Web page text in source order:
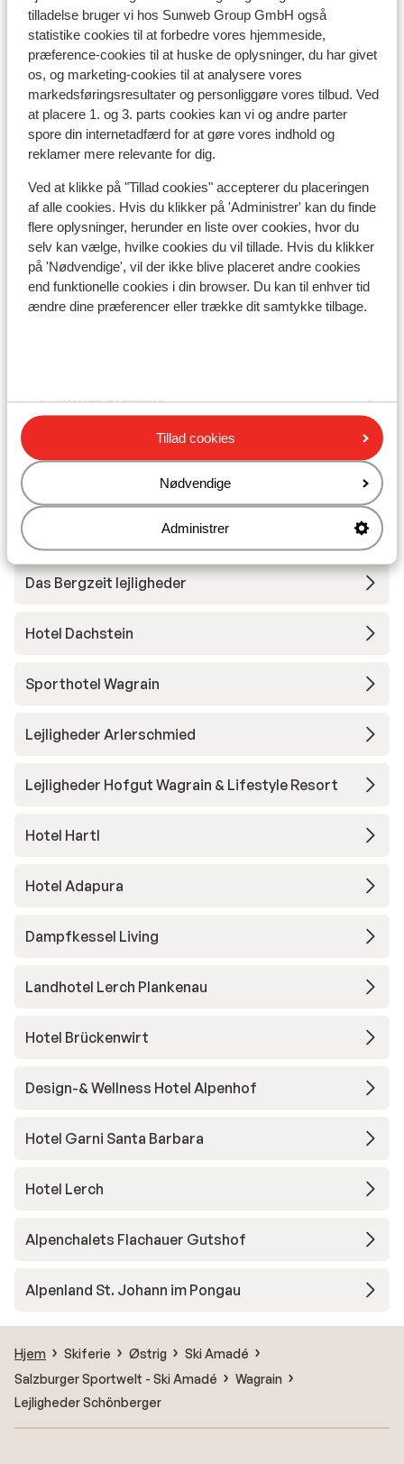
tilladelse bruger vi hos Sunweb Group GmbH også
statistike cookies til at forbedre vores hjemmeside,
præference-cookies til at huske de oplysninger, du har givet
os, og marketing-cookies til at analysere vores
markedsføringsresultater og personliggøre vores tilbud. Ved
at placere 1. og 3. parts cookies kan vi og andre parter
spore din internetadfærd for at gøre vores indhold og
reklamer mere relevante for dig.
Ved at klikke på "Tillad cookies" accepterer du placeringen
af alle cookies. Hvis du klikker på 'Administrer' kan du finde
flere oplysninger, herunder en liste over cookies, hvor du
selv kan vælge, hvilke cookies du vil tillade. Hvis du klikker
på 'Nødvendige', vil der ikke blive placeret andre cookies
end funktionelle cookies i din browser. Du kan til enhver tid
ændre dine præferencer eller trække dit samtykke tilbage.
Tillad cookies
Nødvendige
Administrer
I området
I udkanten af centrum
Afstand til centrum: ca. 500 meter
Afstand til skipiste ca. 450 meter
Afstand til busstoppested til skilift ca. 200 meter
( skibus gratis mod forevisning af liftkort)
grafenbergbahn: ca. 0,8 kilometer
Afstand til nærmeste kiosk ca. 300 meter
Nærmeste restaurant ca. 250 meter
Rolig beliggenhed
Liftkort/skileje/undervisning
Undervisning
Andre overnatningssteder i Salzburger
Sportwelt - Ski Amadé
Das Bergzeit lejligheder
Hotel Dachstein
Sporthotel Wagrain
Lejligheder Arlerschmied
Lejligheder Hofgut Wagrain & Lifestyle Resort
Hotel Hartl
Hotel Adapura
Dampfkessel Living
Landhotel Lerch Plankenau
Hotel Brückenwirt
Design-& Wellness Hotel Alpenhof
Hotel Garni Santa Barbara
Hotel Lerch
Alpenchalets Flachauer Gutshof
Alpenland St. Johann im Pongau
Hjem Skiferie Østrig
Ski Amadé
Salzburger Sportwelt - Ski Amadé
Wagrain
Lejligheder Schönberger